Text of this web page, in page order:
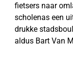
fietsers naar
scholenas een
drukke
aldus Bart Van